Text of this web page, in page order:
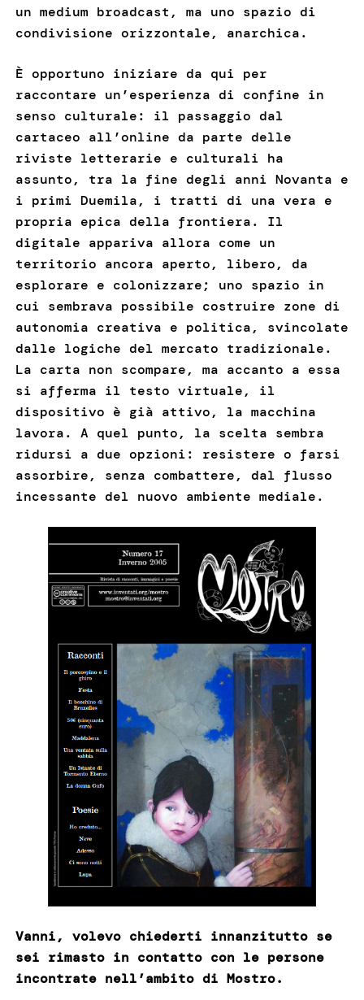
un medium broadcast, ma uno spazio di
condivisione orizzontale, anarchica.
È opportuno iniziare da qui per
raccontare un’esperienza di confine in
senso culturale: il passaggio dal
cartaceo all’online da parte delle
riviste letterarie e culturali ha
assunto, tra la fine degli anni Novanta e
i primi Duemila, i tratti di una vera e
propria epica della frontiera. Il
digitale appariva allora come un
territorio ancora aperto, libero, da
esplorare e colonizzare; uno spazio in
cui sembrava possibile costruire zone di
autonomia creativa e politica, svincolate
dalle logiche del mercato tradizionale.
La carta non scompare, ma accanto a essa
si afferma il testo virtuale, il
dispositivo è già attivo, la macchina
lavora. A quel punto, la scelta sembra
ridursi a due opzioni: resistere o farsi
assorbire, senza combattere, dal flusso
incessante del nuovo ambiente mediale.
Vanni, volevo chiederti innanzitutto se
sei rimasto in contatto con le persone
incontrate nell’ambito di Mostro.